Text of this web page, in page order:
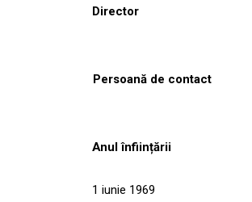
Director
Persoană de contact
Anul înființării
1 iunie 1969